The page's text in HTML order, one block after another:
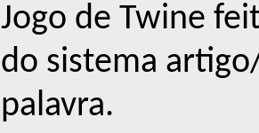
Jogo de Twine
do sistema
palavra.